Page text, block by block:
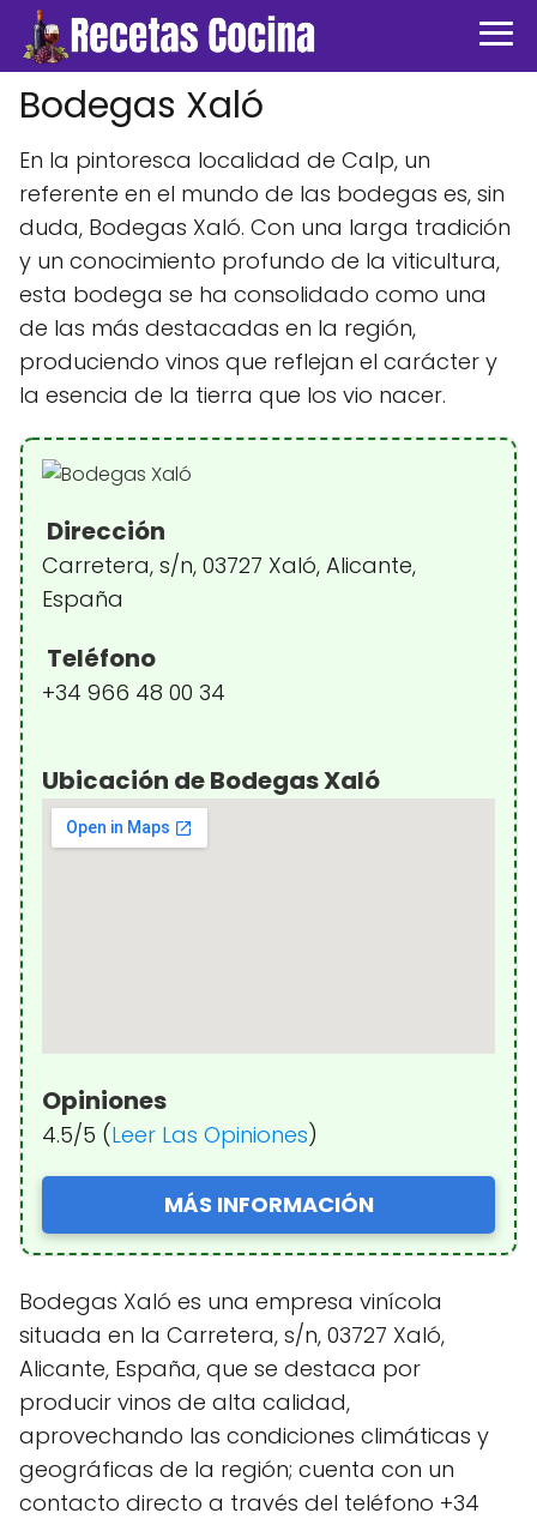
Bodegas Xaló
En la pintoresca localidad de Calp, un
referente en el mundo de las bodegas es, sin
duda, Bodegas Xaló. Con una larga tradición
y un conocimiento profundo de la viticultura,
esta bodega se ha consolidado como una
de las más destacadas en la región,
produciendo vinos que reflejan el carácter y
la esencia de la tierra que los vio nacer.
Dirección
Carretera, s/n, 03727 Xaló, Alicante,
España
Teléfono
+34 966 48 00 34
Ubicación de Bodegas Xaló
Opiniones
4.5/5 (Leer Las Opiniones)
MÁS INFORMACIÓN
Bodegas Xaló es una empresa vinícola
situada en la Carretera, s/n, 03727 Xaló,
Alicante, España, que se destaca por
producir vinos de alta calidad,
aprovechando las condiciones climáticas y
geográficas de la región; cuenta con un
contacto directo a través del teléfono +34